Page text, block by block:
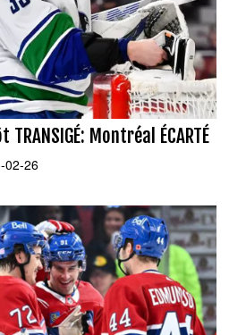
Montréal ÉCARTÉ
02-26